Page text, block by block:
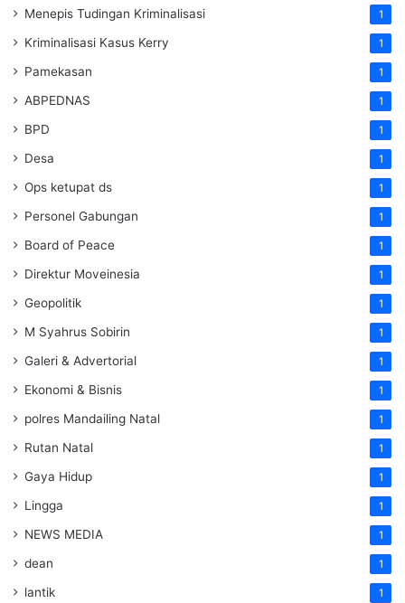
Menepis Tudingan Kriminalisasi 1
Kriminalisasi Kasus Kerry 1
Pamekasan 1
ABPEDNAS 1
BPD 1
Desa 1
Ops ketupat ds 1
Personel Gabungan 1
Board of Peace 1
Direktur Moveinesia 1
Geopolitik 1
M Syahrus Sobirin 1
Galeri & Advertorial 1
Ekonomi & Bisnis 1
polres Mandailing Natal 1
Rutan Natal 1
Gaya Hidup 1
Lingga 1
NEWS MEDIA 1
dean 1
lantik 1